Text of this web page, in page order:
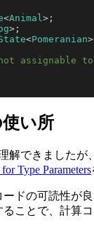
<Animal>;
>;
<Pomeranian
assignable
い所
解できました
Type Parameters
ドの可読性が
ことで、計算